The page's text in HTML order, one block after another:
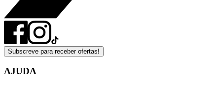
Subscreve para receber ofertas!
AJUDA